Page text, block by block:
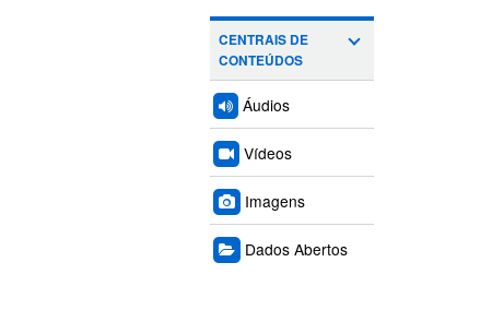
CENTRAIS DE
CONTEÚDOS
Áudios
Vídeos
Imagens
Dados Abertos